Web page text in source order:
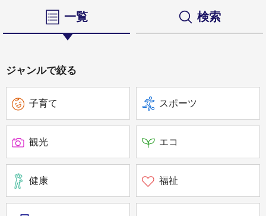
一覧 検索
ジャンルで絞る
子育て スポーツ
観光 エコ
健康 福祉